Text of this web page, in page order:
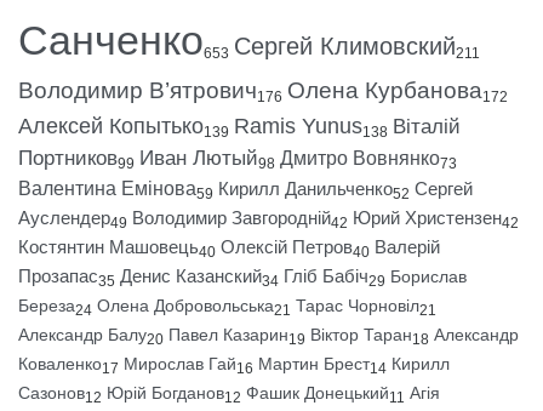
Санченко653 Сергей Климовский211
Володимир В’ятрович176 Олена Курбанова172
Алексей Копытько139 Ramis Yunus138 Віталій
Портников99 Иван Лютый98 Дмитро Вовнянко73
Валентина Емінова59 Кирилл Данильченко52 Сергей
Ауслендер49 Володимир Завгородній42 Юрий Христензен42
Костянтин Машовець40 Олексій Петров40 Валерій
Прозапас35 Денис Казанский34 Гліб Бабіч29 Борислав
Береза24 Олена Добровольська21 Тарас Чорновіл21
Александр Балу20 Павел Казарин19 Віктор Таран18 Александр
Коваленко17 Мирослав Гай16 Мартин Брест14 Кирилл
Сазонов12 Юрій Богданов12 Фашик Донецький11 Агія